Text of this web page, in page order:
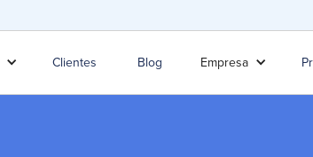
Clientes Blog Empresa